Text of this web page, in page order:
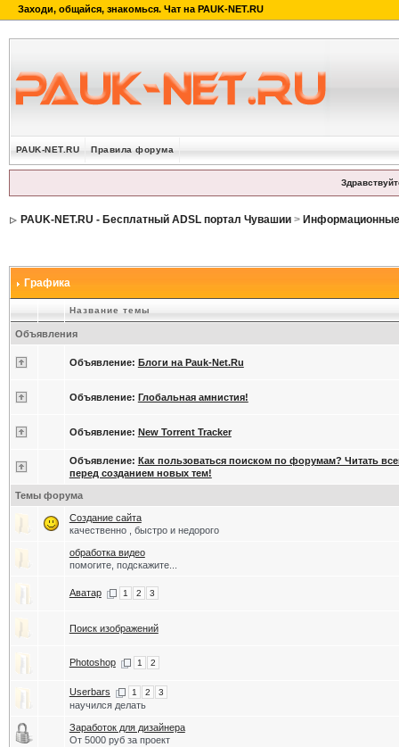
PAUK-NET.RU Правила форума
PAUK-NET.RU - Бесплатный ADSL портал Чувашии> Информационные
Графика
Название темы
Объявления
Объявление: Блоги на Pauk-Net.Ru
Объявление: Глобальная амнистия!
Объявление: New Torrent Tracker
Объявление: Как пользоваться поиском по форумам? Читать
перед созданием новых тем!
Темы форума
Создание сайта
качественно , быстро и недорого
обработка видео
помогите, подскажите...
Аватар 1 2 3
Поиск изображений
Photoshop 1 2
Userbars 1 2 3
научился делать
Заработок для дизайнера
От 5000 руб за проект